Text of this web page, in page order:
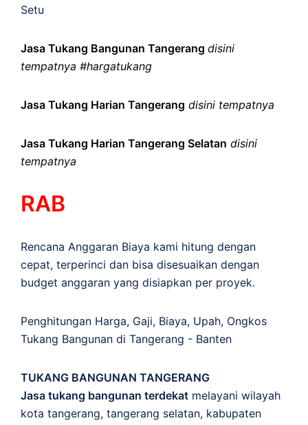
Setu
Jasa Tukang Bangunan Tangerang disini
tempatnya #hargatukang
Jasa Tukang Harian Tangerang disini tempatnya
Jasa Tukang Harian Tangerang Selatan disini
tempatnya
RAB
Rencana Anggaran Biaya kami hitung dengan
cepat, terperinci dan bisa disesuaikan dengan
budget anggaran yang disiapkan per proyek.
Penghitungan Harga, Gaji, Biaya, Upah, Ongkos
Tukang Bangunan di Tangerang - Banten
TUKANG BANGUNAN TANGERANG
Jasa tukang bangunan terdekat melayani wilayah
kota tangerang, tangerang selatan, kabupaten